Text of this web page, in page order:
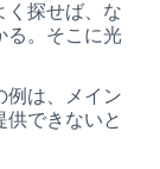
く探せば、な
る。そこに光
例は、メイン
供できないと